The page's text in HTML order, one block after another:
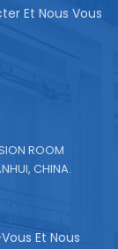
sécurité et
et
à bec.
Et Nous Vous
ROOM
CHINA.
Et Nous